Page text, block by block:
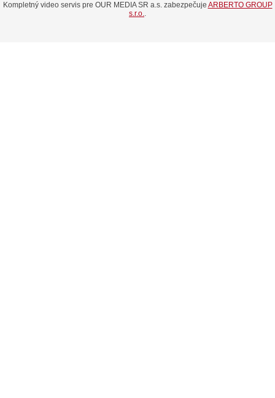
Kompletný video servis pre OUR MEDIA SR a.s. zabezpečuje ARBERTO GROUP
s.r.o..